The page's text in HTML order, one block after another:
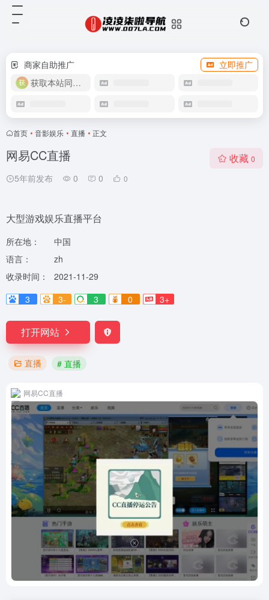
商家自助推广
立即推广
获取本站同款主题
首页 • 音影娱乐 • 直播 • 正文
网易CC直播
5年前发布 0 0 0
收藏 0
大型游戏娱乐直播平台
所在地：
中国
语言：
zh
收录时间：
2021-11-29
3
3- 3 0 3+
打开网站
直播 # 直播
网易CC直播